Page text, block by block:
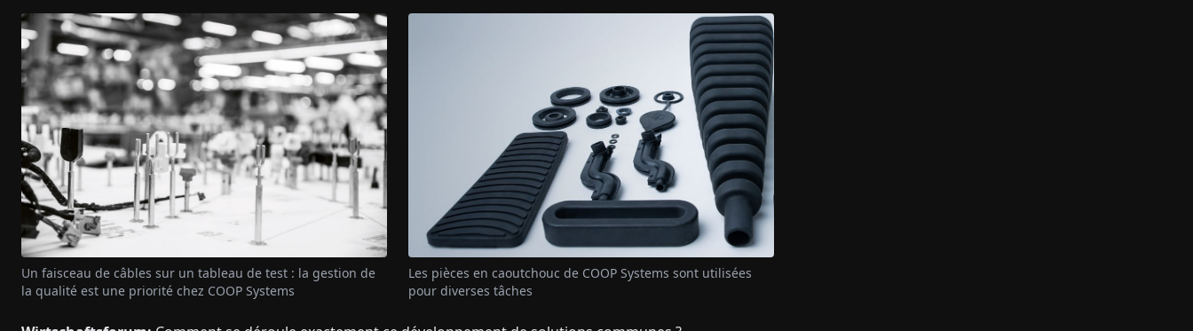
Un faisceau de câbles sur un tableau de test : la gestion de
la qualité est une priorité chez COOP Systems
Les pièces en caoutchouc de COOP Systems sont utilisées
pour diverses tâches